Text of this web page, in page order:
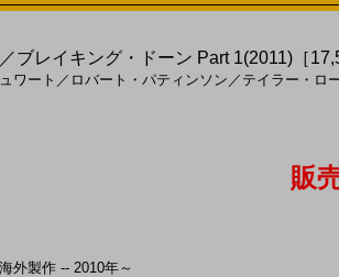
ブレイキング・ドーン Part 1(2011)［
ワート ／ ロバート・パティンソン ／ テイラー・ロ
販
製作 -- 2010年～